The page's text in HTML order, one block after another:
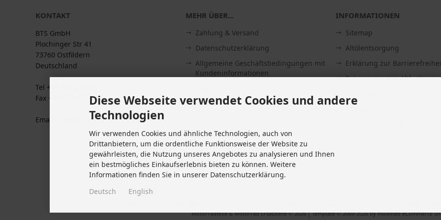
KONTAKT
BTS GmbH
Plochinger Str 41
73760 Ostfildern
Deutschland
Tel +49 711 633 47 127
Fax +49 711 470 76 588
Email: info@biketeile-service.de
MEHR ÜBER...
Zahlung & Versand
Datenschutzerklärung
Allgemeine Geschäftsbedingungen mit
Kundeninformationen
Kontakt
Lieferzeit
Vertrag widerrufen
Cookie Einstellungen
INFORMATIONEN
Sitemap
Altölentsorgung
Erklärung zur
Entsorgung von Altbatterien
Motorradteile & Motorrad Ersatzteile © 2026 | Template © 2009-2026 by modified eCommerce
Diese Webseite verwendet Cookies und andere
Technologien
Wir verwenden Cookies und ähnliche Technologien, auch von
Drittanbietern, um die ordentliche Funktionsweise der Website zu
gewährleisten, die Nutzung unseres Angebotes zu analysieren und Ihnen
ein bestmögliches Einkaufserlebnis bieten zu können. Weitere
Informationen finden Sie in unserer Datenschutzerklärung.
Deutsch English